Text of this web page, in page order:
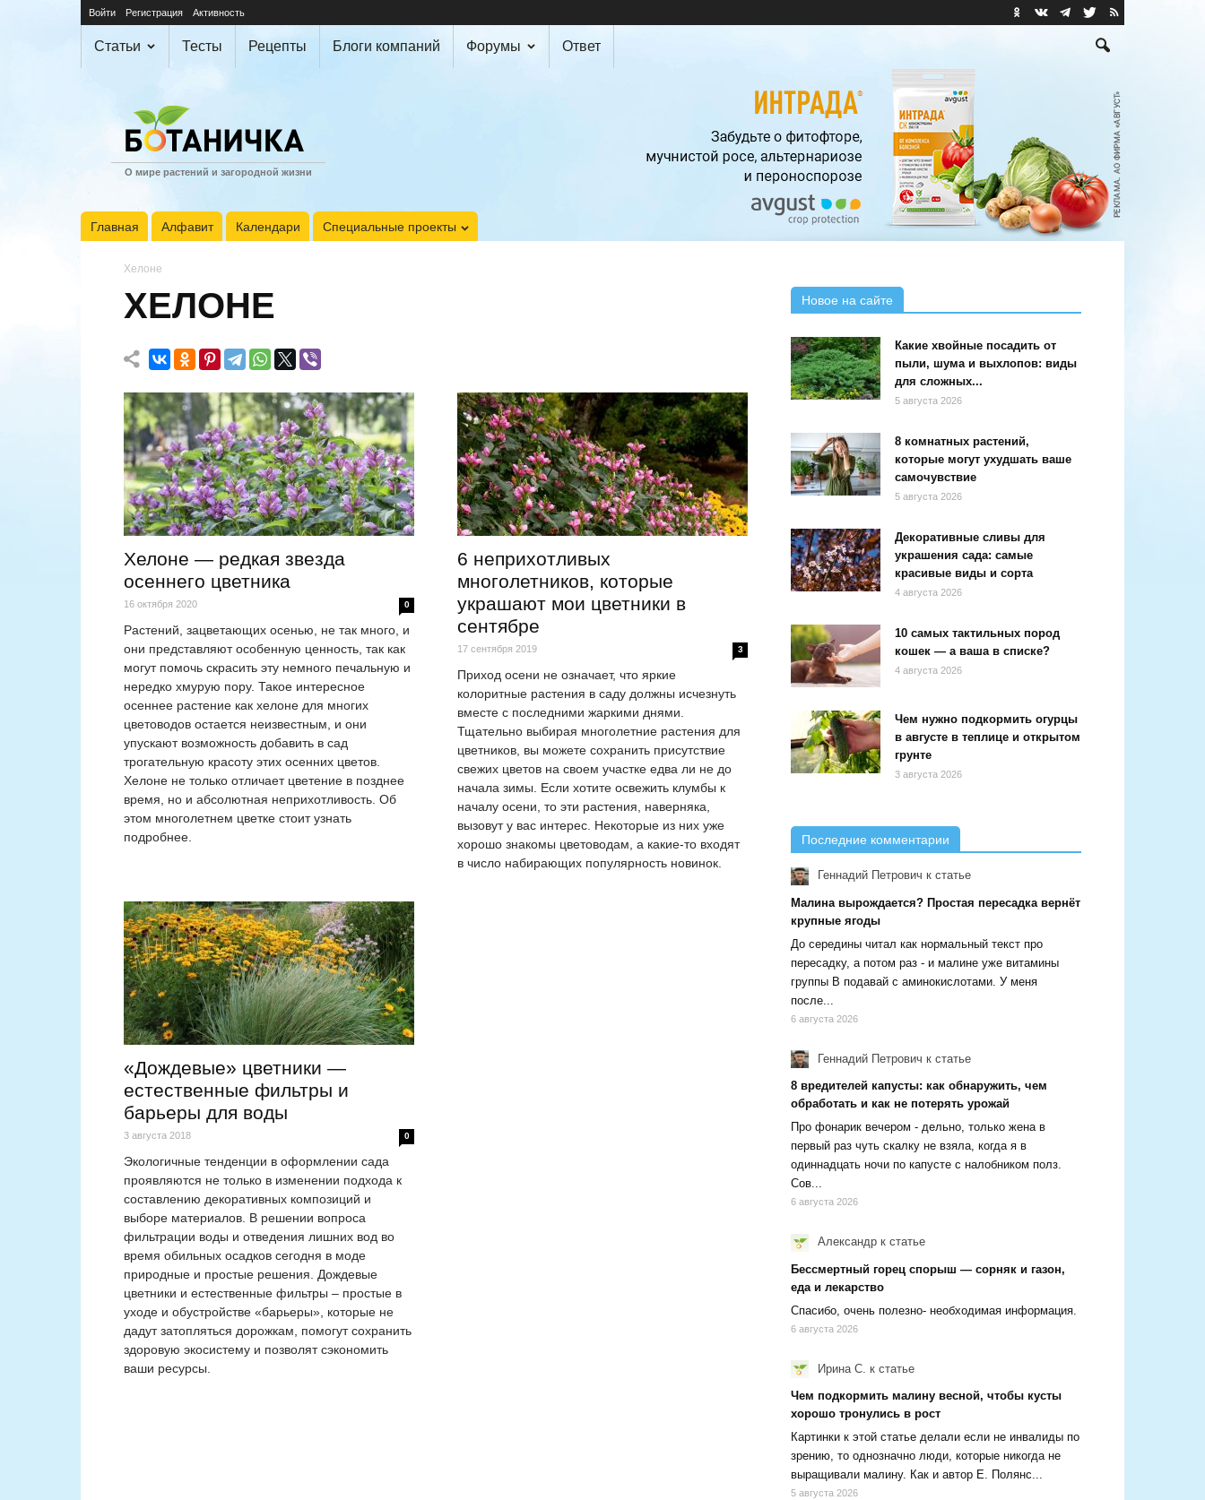
Войти Регистрация Активность
Статьи Тесты Рецепты Блоги компаний Форумы Ответ
О мире растений и загородной жизни
Главная Алфавит Календари Специальные проекты
Хелоне
ХЕЛОНЕ
Хелоне — редкая звезда
осеннего цветника
16 октября 2020 0
Растений, зацветающих осенью, не так много, и
они представляют особенную ценность, так как
могут помочь скрасить эту немного печальную и
нередко хмурую пору. Такое интересное
осеннее растение как хелоне для многих
цветоводов остается неизвестным, и они
упускают возможность добавить в сад
трогательную красоту этих осенних цветов.
Хелоне не только отличает цветение в позднее
время, но и абсолютная неприхотливость. Об
этом многолетнем цветке стоит узнать
подробнее.
6 неприхотливых
многолетников, которые
украшают мои цветники в
сентябре
17 сентября 2019 3
Приход осени не означает, что яркие
колоритные растения в саду должны исчезнуть
вместе с последними жаркими днями.
Тщательно выбирая многолетние растения для
цветников, вы можете сохранить присутствие
свежих цветов на своем участке едва ли не до
начала зимы. Если хотите освежить клумбы к
началу осени, то эти растения, наверняка,
вызовут у вас интерес. Некоторые из них уже
хорошо знакомы цветоводам, а какие-то входят
в число набирающих популярность новинок.
«Дождевые» цветники —
естественные фильтры и
барьеры для воды
3 августа 2018 0
Экологичные тенденции в оформлении сада
проявляются не только в изменении подхода к
составлению декоративных композиций и
выборе материалов. В решении вопроса
фильтрации воды и отведения лишних вод во
время обильных осадков сегодня в моде
природные и простые решения. Дождевые
цветники и естественные фильтры – простые в
уходе и обустройстве «барьеры», которые не
дадут затопляться дорожкам, помогут сохранить
здоровую экосистему и позволят сэкономить
ваши ресурсы.
Новое на сайте
Какие хвойные посадить от
пыли, шума и выхлопов: виды
для сложных...
5 августа 2026
8 комнатных растений,
которые могут ухудшать ваше
самочувствие
5 августа 2026
Декоративные сливы для
украшения сада: самые
красивые виды и сорта
4 августа 2026
10 самых тактильных пород
кошек — а ваша в списке?
4 августа 2026
Чем нужно подкормить огурцы
в августе в теплице и открытом
грунте
3 августа 2026
Последние комментарии
Геннадий Петрович к статье
Малина вырождается? Простая пересадка вернёт
крупные ягоды
До середины читал как нормальный текст про
пересадку, а потом раз - и малине уже витамины
группы В подавай с аминокислотами. У меня
после...
6 августа 2026
Геннадий Петрович к статье
8 вредителей капусты: как обнаружить, чем
обработать и как не потерять урожай
Про фонарик вечером - дельно, только жена в
первый раз чуть скалку не взяла, когда я в
одиннадцать ночи по капусте с налобником полз.
Сов...
6 августа 2026
Александр к статье
Бессмертный горец спорыш — сорняк и газон,
еда и лекарство
Спасибо, очень полезно- необходимая информация.
6 августа 2026
Ирина С. к статье
Чем подкормить малину весной, чтобы кусты
хорошо тронулись в рост
Картинки к этой статье делали если не инвалиды по
зрению, то однозначно люди, которые никогда не
выращивали малину. Как и автор Е. Полянс...
5 августа 2026